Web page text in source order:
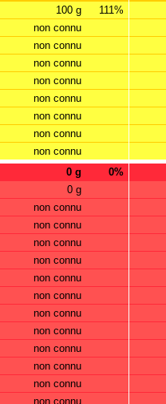
100 g
111%
non connu
non connu
non connu
non connu
non connu
non connu
non connu
non connu
0 g
0%
0 g
non connu
non connu
non connu
non connu
non connu
non connu
non connu
non connu
non connu
non connu
non connu
non connu